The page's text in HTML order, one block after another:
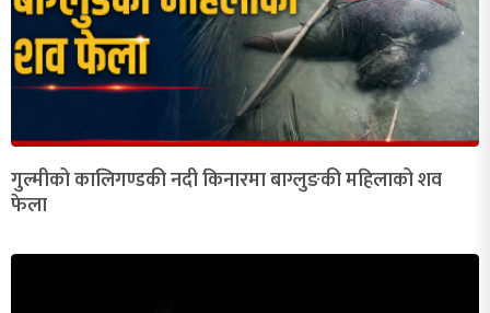
गुल्मीको कालिगण्डकी नदी किनारमा बाग्लुङकी महिलाको शव
फेला